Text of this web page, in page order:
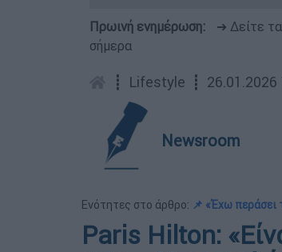
Πρωινή ενημέρωση: ➔ Δείτε
σήμερα
┋ Lifestyle ┋ 26.01.2026
Newsroom
Ενότητες στο άρθρο: 📌 «Έχω
Paris Hilton: